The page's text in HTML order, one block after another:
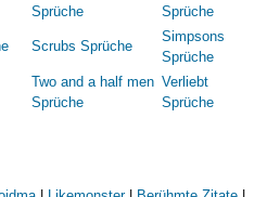
Sprüche
Sprüche
Scrubs Sprüche
Simpsons
Sprüche
Two and a half men
Sprüche
Verliebt
Sprüche